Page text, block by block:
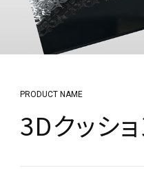
PRODUCT NAME
3Dクッシ